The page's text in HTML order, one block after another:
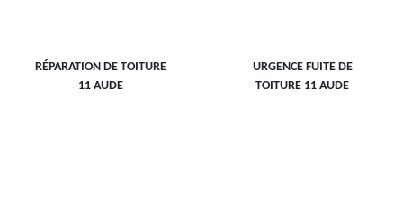
RÉPARATION DE TOITURE
11 AUDE
URGENCE FUITE DE
TOITURE 11 AUDE